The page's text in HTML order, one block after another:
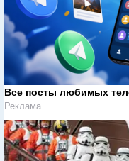
Все посты любимых
Реклама